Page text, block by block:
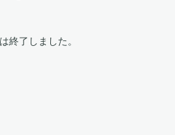
終了しました。